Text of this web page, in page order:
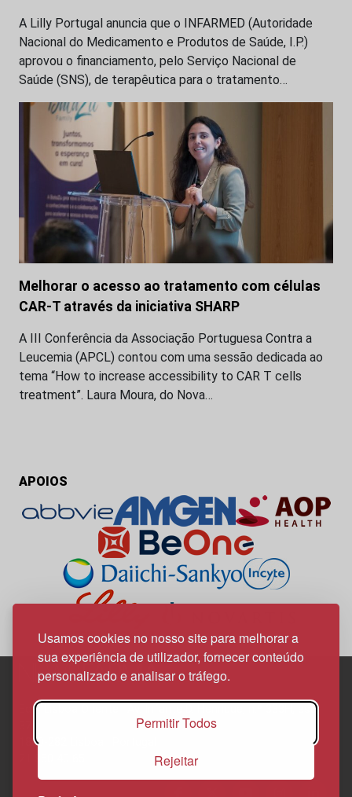
Usamos cookies no nosso site para melhorar a
sua experiência de utilizador, fornecer conteúdo
personalizado e analisar o tráfego.
Permitir Todos
Rejeitar
A Lilly Portugal anuncia que o INFARMED (Autoridade
Nacional do Medicamento e Produtos de Saúde, I.P.)
aprovou o financiamento, pelo Serviço Nacional de
Saúde (SNS), de terapêutica para o tratamento…
Melhorar o acesso ao tratamento com células
CAR-T através da iniciativa SHARP
A III Conferência da Associação Portuguesa Contra a
Leucemia (APCL) contou com uma sessão dedicada ao
tema “How to increase accessibility to CAR T cells
treatment”. Laura Moura, do Nova…
APOIOS
Edif. Lisboa Oriente | Av. Infante D. Henrique, n.º 333H, esc.
1800-282 Lisboa | Portugal